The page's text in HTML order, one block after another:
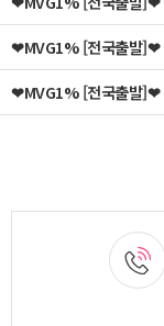
❤MVG1% [전국출발]❤